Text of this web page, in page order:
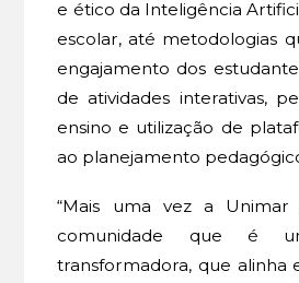
e ético da Inteligência
escolar, até metodologias
engajamento dos
de atividades interativas,
ensino e utilização de
ao planejamento
“Mais uma vez a
comunidade que é
transformadora, que alinha